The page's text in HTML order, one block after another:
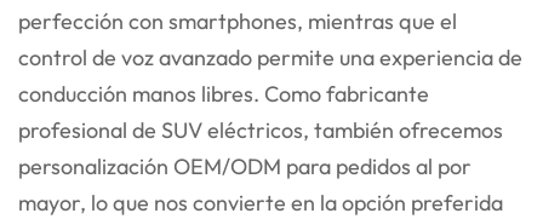
perfección con smartphones, mientras que el
control de voz avanzado permite una experiencia de
conducción manos libres. Como fabricante
profesional de SUV eléctricos, también ofrecemos
personalización OEM/ODM para pedidos al por
mayor, lo que nos convierte en la opción preferida